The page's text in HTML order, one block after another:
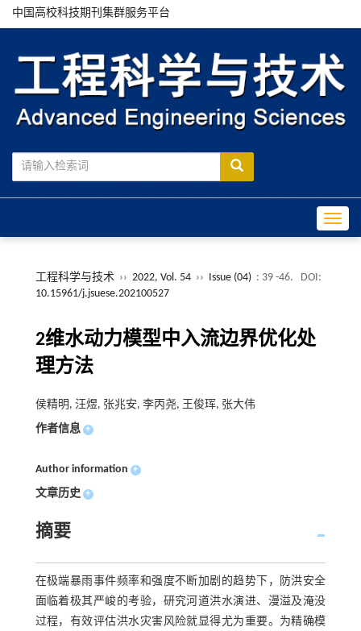
中国高校科技期刊集群服务平台
工程科学与技术 ›› 2022, Vol. 54 ›› Issue (04) : 39 -46.
DOI:
10.15961/j.jsuese.202100527
2维水动力模型中入流边界优化处
理方法
侯精明, 汪煜, 张兆安, 李丙尧, 王俊珲, 张大伟
作者信息 +
Author information +
文章历史 +
摘要
在极端暴雨事件频率和强度不断加剧的趋势下，防洪安全
面临着极其严峻的考验，研究河道洪水演进、漫溢及淹没
过程，有效评估洪水灾害风险就显得尤为重要。为精确模